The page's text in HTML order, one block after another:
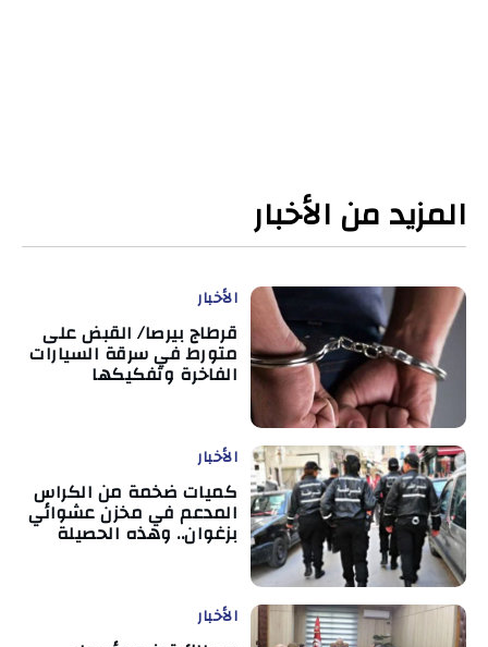
المزيد من الأخبار
الأخبار
قرطاج بيرصا/ القبض على
متورط في سرقة السيارات
الفاخرة وتفكيكها
الأخبار
كميات ضخمة من الكراس
المدعم في مخزن عشوائي
بزغوان.. وهذه الحصيلة
الأخبار